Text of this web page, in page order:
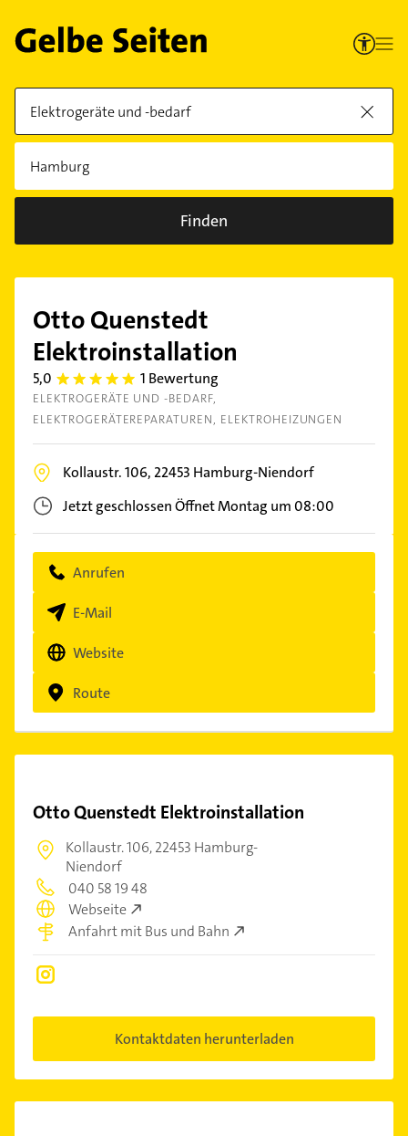
Finden
Otto Quenstedt
Elektroinstallation
5,0 5.0 1 Bewertung
ELEKTROGERÄTE UND -BEDARF
ELEKTROGERÄTEREPARATUREN
ELEKTROHEIZUNGEN
Kollaustr. 106, 22453 Hamburg-Niendorf
Jetzt geschlossenÖffnet Montag um 08:00
Anrufen
E-Mail
Website
Route
Otto Quenstedt Elektroinstallation
Kollaustr. 106,22453 Hamburg-
Niendorf
040 58 19 48
Webseite
Anfahrt mit Bus und Bahn
Kontaktdaten herunterladen